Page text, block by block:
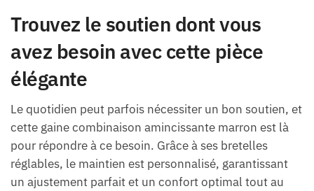
Trouvez le soutien dont vous
avez besoin avec cette pièce
élégante
Le quotidien peut parfois nécessiter un bon soutien, et
cette gaine combinaison amincissante marron est là
pour répondre à ce besoin. Grâce à ses bretelles
réglables, le maintien est personnalisé, garantissant
un ajustement parfait et un confort optimal tout au